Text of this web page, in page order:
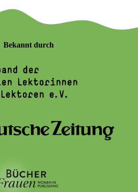
Bekannt durch